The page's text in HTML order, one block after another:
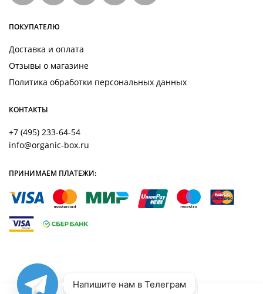
ПОКУПАТЕЛЮ
Доставка и оплата
Отзывы о магазине
Политика обработки персональных данных
КОНТАКТЫ
+7 (495) 233-64-54
info@organic-box.ru
ПРИНИМАЕМ ПЛАТЕЖИ:
Напишите нам в Телеграм